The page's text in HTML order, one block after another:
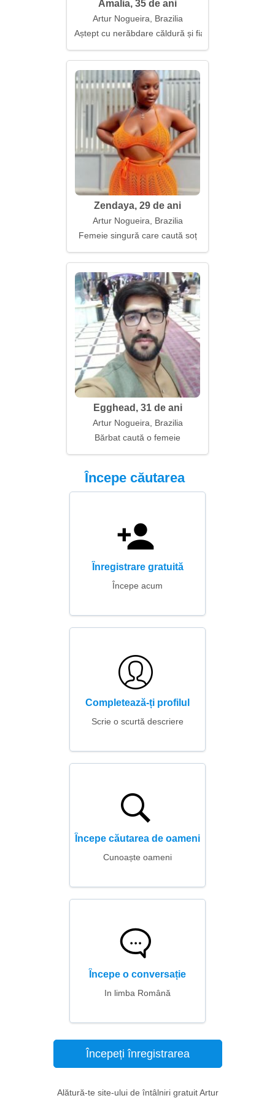
Amalia, 35 de ani
Artur Nogueira, Brazilia
Aștept cu nerăbdare căldură și fiabilitate împreună
Zendaya, 29 de ani
Artur Nogueira, Brazilia
Femeie singură care caută soț
Egghead, 31 de ani
Artur Nogueira, Brazilia
Bărbat caută o femeie
Începe căutarea
Înregistrare gratuită
Începe acum
Completează-ți profilul
Scrie o scurtă descriere
Începe căutarea de oameni
Cunoaște oameni
Începe o conversație
In limba Română
Începeți înregistrarea
Alătură-te site-ului de întâlniri gratuit Artur